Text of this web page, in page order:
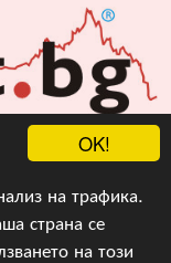
OK!
на трафика.
страна се
на този